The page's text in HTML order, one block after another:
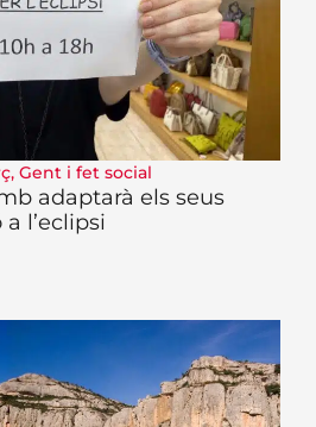
, Gent i fet social
adaptarà els seus
l’eclipsi